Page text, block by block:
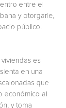
entre el
y otorgarle,
público.
es
en una
que
económico al
y toma